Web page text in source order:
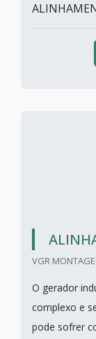
VGR
O gerador
complexo e
pode sofrer